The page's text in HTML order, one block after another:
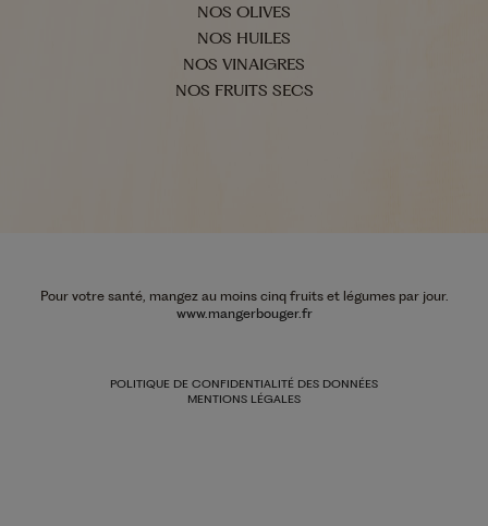
NOS OLIVES
NOS HUILES
NOS VINAIGRES
NOS FRUITS SECS
Pour votre santé, mangez au moins cinq fruits et légumes par jour.
www.mangerbouger.fr
POLITIQUE DE CONFIDENTIALITÉ DES DONNÉES
MENTIONS LÉGALES